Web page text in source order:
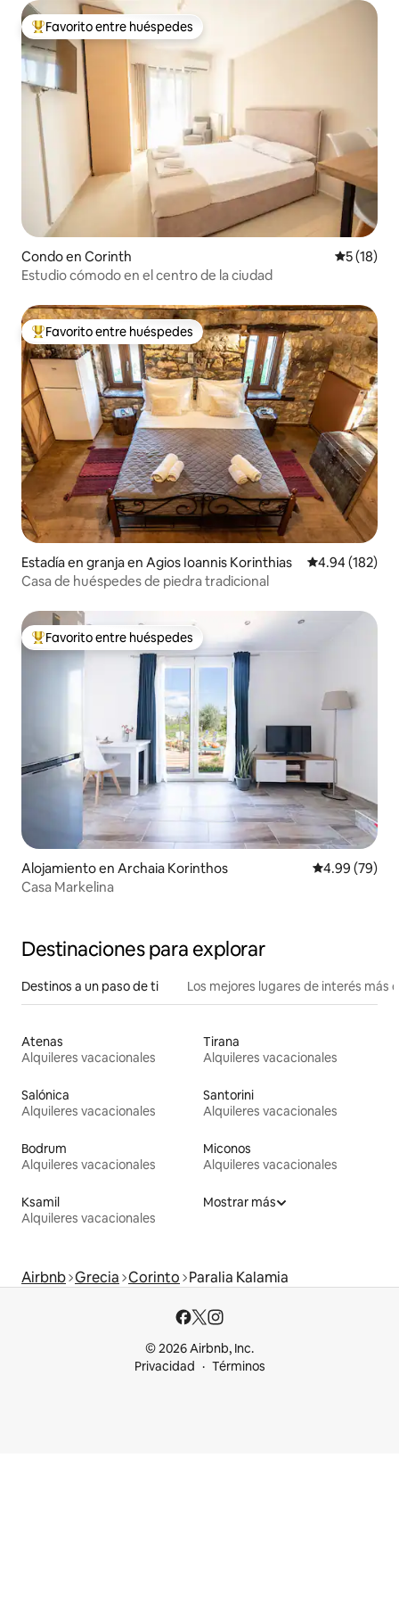
Favorito entre huéspedes preferido
Favorito entre huéspedes
Condo en Corinth
5 (18)
Estudio cómodo en el centro de la ciudad
Favorito entre huéspedes preferido
Favorito entre huéspedes
Estadía en granja en Agios Ioannis Korinthias Calificación
4.94 (182)
Casa de huéspedes de piedra tradicional
Favorito entre huéspedes preferido
Favorito entre huéspedes
Alojamiento en Archaia Korinthos Calificación
4.99 (79)
Casa Markelina
Destinaciones para explorar
Destinos a un paso de ti Los mejores lugares de interés más
Atenas
Alquileres vacacionales
Tirana
Alquileres vacacionales
Salónica
Alquileres vacacionales
Santorini
Alquileres vacacionales
Bodrum
Alquileres vacacionales
Miconos
Alquileres vacacionales
Ksamil
Alquileres vacacionales
Mostrar más
Airbnb Grecia Corinto Paralia Kalamia
© 2026 Airbnb, Inc.
Privacidad
Términos